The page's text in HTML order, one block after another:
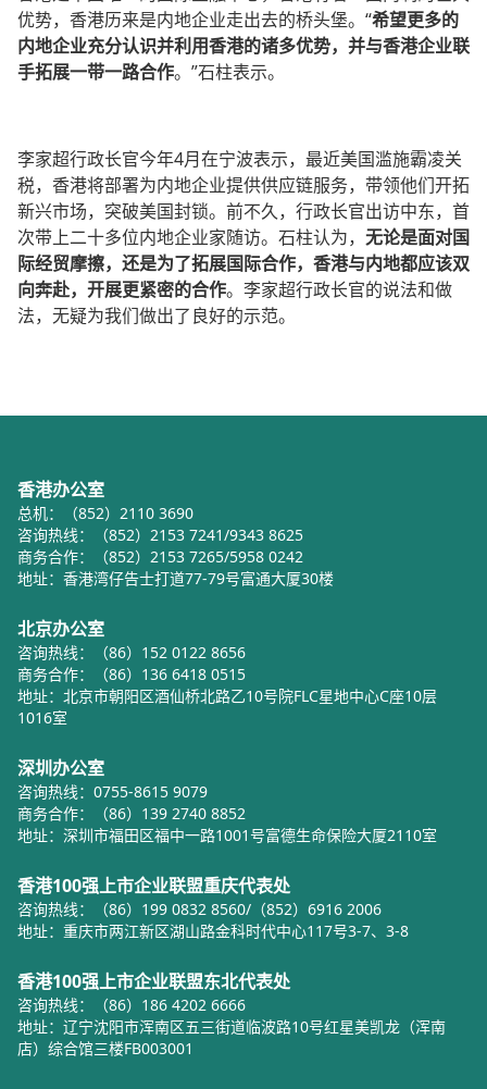
优势，香港历来是内地企业走出去的桥头堡。“希望更多的
内地企业充分认识并利用香港的诸多优势，并与香港企业联
手拓展一带一路合作。”石柱表示。
李家超行政长官今年4月在宁波表示，最近美国滥施霸凌关
税，香港将部署为内地企业提供供应链服务，带领他们开拓
新兴市场，突破美国封锁。前不久，行政长官出访中东，首
次带上二十多位内地企业家随访。石柱认为， 无论是面对国
际经贸摩擦，还是为了拓展国际合作，香港与内地都应该双
向奔赴，开展更紧密的合作。李家超行政长官的说法和做
法，无疑为我们做出了良好的示范。
香港办公室
总机：（852）2110 3690
咨询热线：（852）2153 7241/9343 8625
商务合作：（852）2153 7265/5958 0242
地址：香港湾仔告士打道77-79号富通大厦30楼
北京办公室
咨询热线：（86）152 0122 8656
商务合作：（86）136 6418 0515
地址：北京市朝阳区酒仙桥北路乙10号院FLC星地中心C座10层
1016室
深圳办公室
咨询热线：0755-8615 9079
商务合作：（86）139 2740 8852
地址：深圳市福田区福中一路1001号富德生命保险大厦2110室
香港100强上市企业联盟重庆代表处
咨询热线：（86）199 0832 8560/（852）6916 2006
地址：重庆市两江新区湖山路金科时代中心117号3-7、3-8
香港100强上市企业联盟东北代表处
咨询热线：（86）186 4202 6666
地址：辽宁沈阳市浑南区五三街道临波路10号红星美凯龙（浑南
店）综合馆三楼FB003001